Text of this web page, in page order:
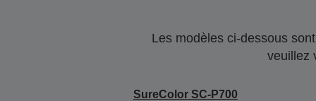
Les modèles ci-dessous
veuillez
SureColor SC-P700